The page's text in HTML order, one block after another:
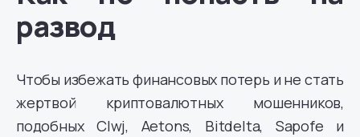
развод
Чтобы избежать финансовых потерь и не стать
жертвой криптовалютных мошенников,
подобных Clwj, Aetons, Bitdelta, Sapofe и